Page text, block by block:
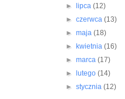
►
lipca (12)
► czerwca (13)
► maja (18)
►
kwietnia (16)
► marca (17)
►
lutego (14)
► stycznia (12)